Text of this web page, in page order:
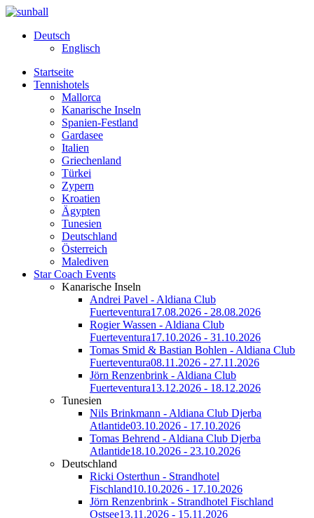
Deutsch
Englisch
Startseite
Tennishotels
Mallorca
Kanarische Inseln
Spanien-Festland
Gardasee
Italien
Griechenland
Türkei
Zypern
Kroatien
Ägypten
Tunesien
Deutschland
Österreich
Malediven
Star Coach Events
Kanarische Inseln
Andrei Pavel - Aldiana Club
Fuerteventura17.08.2026 - 28.08.2026
Rogier Wassen - Aldiana Club
Fuerteventura17.10.2026 - 31.10.2026
Tomas Smid & Bastian Bohlen - Aldiana Club
Fuerteventura08.11.2026 - 27.11.2026
Jörn Renzenbrink - Aldiana Club
Fuerteventura13.12.2026 - 18.12.2026
Tunesien
Nils Brinkmann - Aldiana Club Djerba
Atlantide03.10.2026 - 17.10.2026
Tomas Behrend - Aldiana Club Djerba
Atlantide18.10.2026 - 23.10.2026
Deutschland
Ricki Osterthun - Strandhotel
Fischland10.10.2026 - 17.10.2026
Jörn Renzenbrink - Strandhotel Fischland
Ostsee13.11.2026 - 15.11.2026